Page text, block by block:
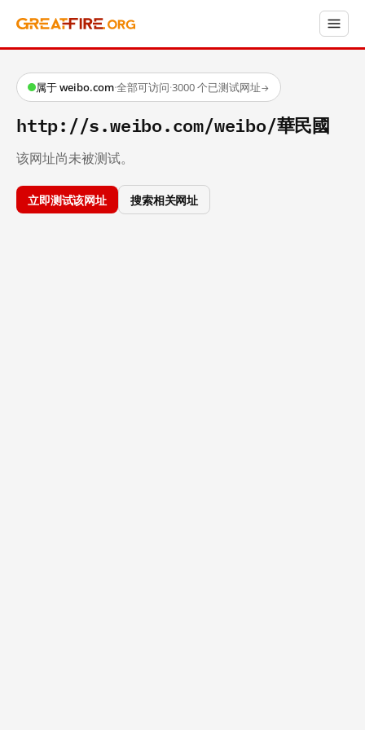
属于 weibo.com·全部可访问·3000 个已测试网址→
http://s.weibo.com/weibo/華民國
该网址尚未被测试。
立即测试该网址 搜索相关网址